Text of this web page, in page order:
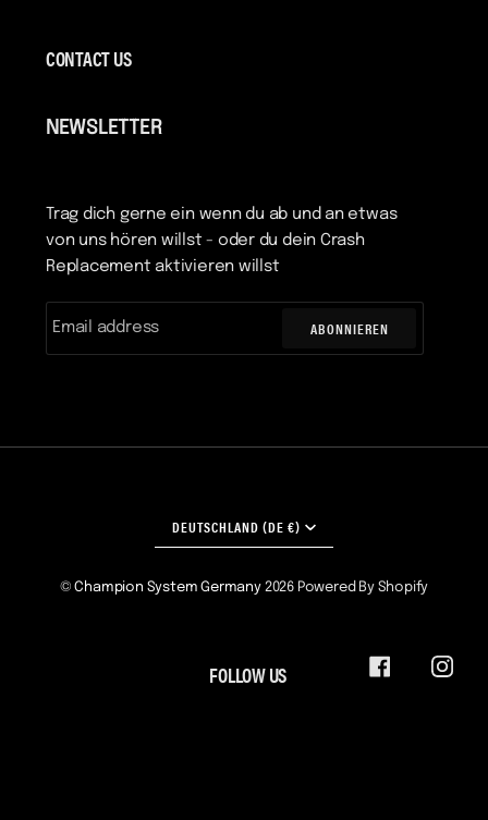
CONTACT US
NEWSLETTER
Trag dich gerne ein wenn du ab und an etwas
von uns hören willst - oder du dein Crash
Replacement aktivieren willst
ABONNIEREN
WÄHRUNG
DEUTSCHLAND (DE €)
©Champion System Germany2026 Powered By Shopify
FOLLOW US FACEBOOK